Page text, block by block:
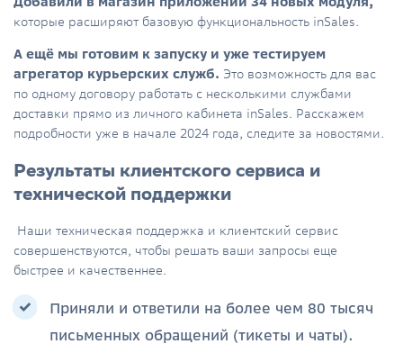
которые расширяют базовую функциональность inSales.
А ещё мы готовим к запуску и уже тестируем
агрегатор курьерских служб. Это возможность для вас
по одному договору работать с несколькими службами
доставки прямо из личного кабинета inSales. Расскажем
подробности уже в начале 2024 года, следите за новостями.
Результаты клиентского сервиса и
технической поддержки
Наши техническая поддержка и клиентский сервис
совершенствуются, чтобы решать ваши запросы еще
быстрее и качественнее.
Приняли и ответили на более чем 80 тысяч
письменных обращений (тикеты и чаты).